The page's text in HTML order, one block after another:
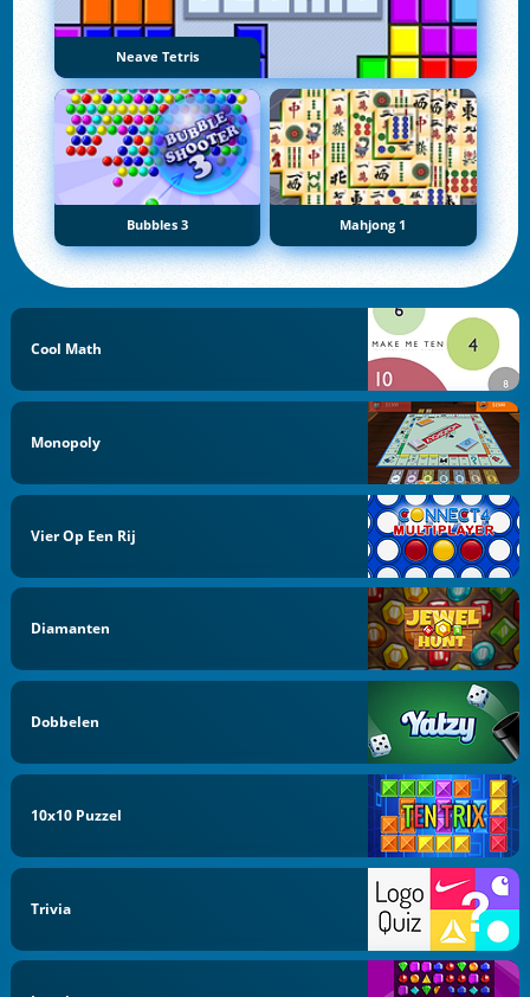
Neave Tetris
Bubbles 3 Mahjong 1
Cool Math
Monopoly
Vier Op Een Rij
Diamanten
Dobbelen
10x10 Puzzel
Trivia